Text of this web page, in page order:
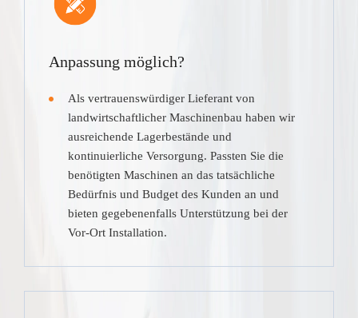
Anpassung möglich?
Als vertrauenswürdiger Lieferant von
landwirtschaftlicher Maschinenbau haben wir
ausreichende Lagerbestände und
kontinuierliche Versorgung. Passten Sie die
benötigten Maschinen an das tatsächliche
Bedürfnis und Budget des Kunden an und
bieten gegebenenfalls Unterstützung bei der
Vor-Ort Installation.